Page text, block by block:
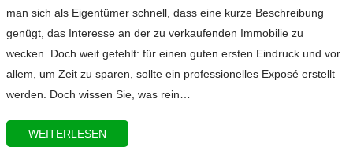
man sich als Eigentümer schnell, dass eine kurze Beschreibung
genügt, das Interesse an der zu verkaufenden Immobilie zu
wecken. Doch weit gefehlt: für einen guten ersten Eindruck und vor
allem, um Zeit zu sparen, sollte ein professionelles Exposé erstellt
werden. Doch wissen Sie, was rein…
WEITERLESEN